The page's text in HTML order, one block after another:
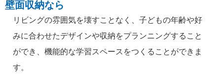
壁面収納なら
リビングの雰囲気を壊すことなく、子どもの年齢や好
みに合わせたデザインや収納をプランニングすること
ができ、機能的な学習スペースをつくることができま
す。